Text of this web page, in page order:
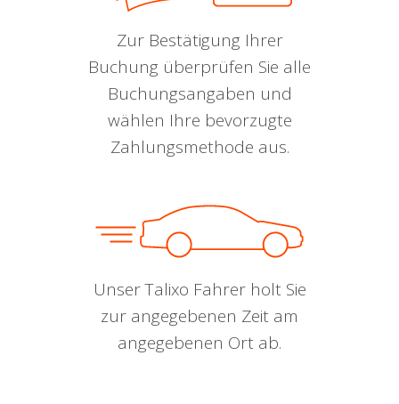
Zur Bestätigung Ihrer
Buchung überprüfen Sie alle
Buchungsangaben und
wählen Ihre bevorzugte
Zahlungsmethode aus.
Unser Talixo Fahrer holt Sie
zur angegebenen Zeit am
angegebenen Ort ab.